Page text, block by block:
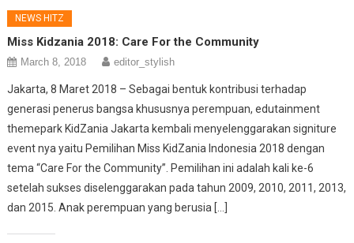
NEWS HITZ
Miss Kidzania 2018: Care For the Community
March 8, 2018 editor_stylish
Jakarta, 8 Maret 2018 – Sebagai bentuk kontribusi terhadap
generasi penerus bangsa khususnya perempuan, edutainment
themepark KidZania Jakarta kembali menyelenggarakan signiture
event nya yaitu Pemilihan Miss KidZania Indonesia 2018 dengan
tema “Care For the Community”. Pemilihan ini adalah kali ke-6
setelah sukses diselenggarakan pada tahun 2009, 2010, 2011, 2013,
dan 2015. Anak perempuan yang berusia […]